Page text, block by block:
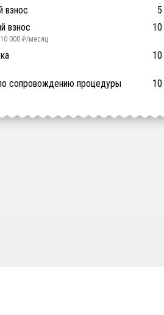
фонд договорных обязательств
взнос
взнос
10 000 ₽/месяц
специалистов НРС
ISO 9001
ISO 14001
OHSAS 18001
сопровождению процедуры